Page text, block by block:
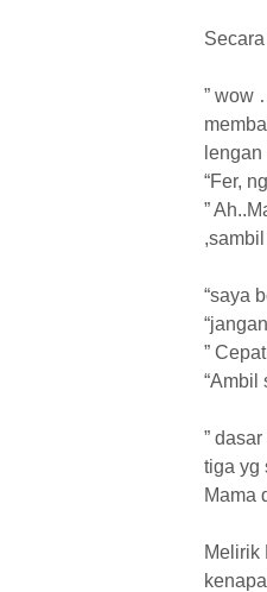
” wow
“Fer,
”
“saya
”
“Ambil
”
tiga yg
Mama
Melirik